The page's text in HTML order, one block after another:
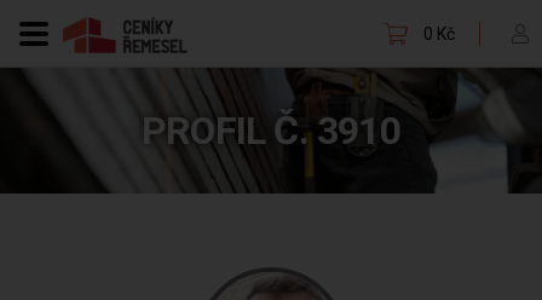
0 Kč
PROFIL Č. 3910